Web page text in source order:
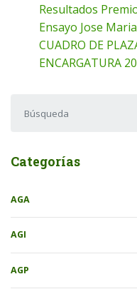
Resultados
Ensayo Jose
CUADRO DE
ENCARGATURA
Categorías
AGA
AGI
AGP